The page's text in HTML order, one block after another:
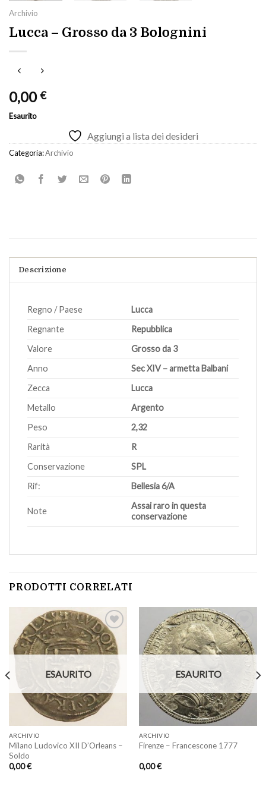
Archivio
Lucca – Grosso da 3 Bolognini
0,00€
Esaurito
Aggiungi a lista dei desideri
Categoria:Archivio
Descrizione
Regno / Paese
Lucca
Regnante
Repubblica
Valore
Grosso da 3
Anno
Sec XIV – armetta Balbani
Zecca
Lucca
Metallo
Argento
Peso
2,32
Rarità
R
Conservazione
SPL
Rif:
Bellesia 6/A
Note
Assai raro in questa
conservazione
PRODOTTI CORRELATI
ESAURITO
ARCHIVIO
Milano Ludovico XII D’Orleans –
Soldo
0,00€
desideri
ESAURITO
ARCHIVIO
Firenze – Francescone 1777
0,00€